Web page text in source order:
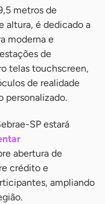
metros de
altura, é dedicado a
moderna e
de
telas touchscreen,
de realidade
personalizado.
SP estará
abertura de
crédito e
ampliando